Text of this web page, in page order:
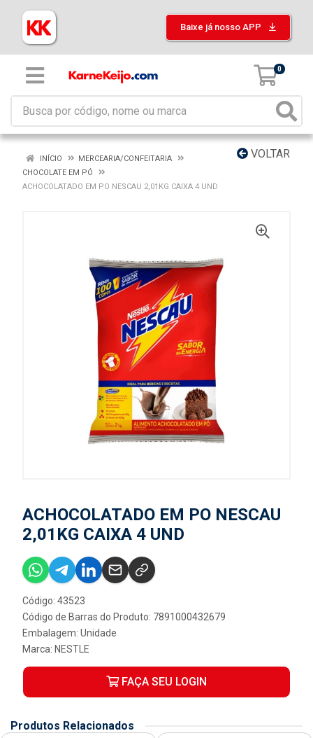
Baixe já nosso APP
0
VOLTAR
INÍCIO
MERCEARIA/CONFEITARIA
CHOCOLATE EM PÓ
ACHOCOLATADO EM PO NESCAU 2,01KG CAIXA 4 UND
ACHOCOLATADO EM PO NESCAU
2,01KG CAIXA 4 UND
Código: 43523
Código de Barras do Produto: 7891000432679
Embalagem: Unidade
Marca: NESTLE
FAÇA SEU LOGIN
Produtos Relacionados